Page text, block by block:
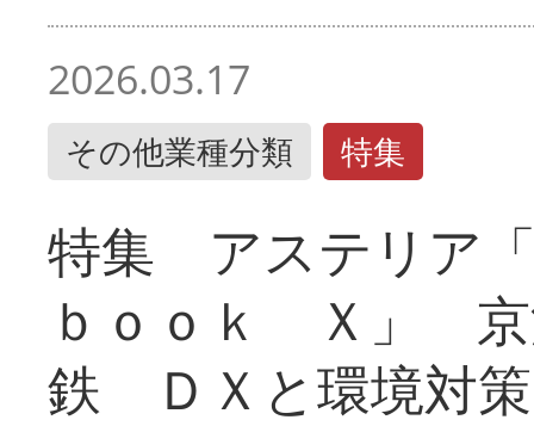
2026.03.17
その他業種分類 特集
特集 アステリア
ｂｏｏｋ Ｘ」 京
鉄 ＤＸと環境対策